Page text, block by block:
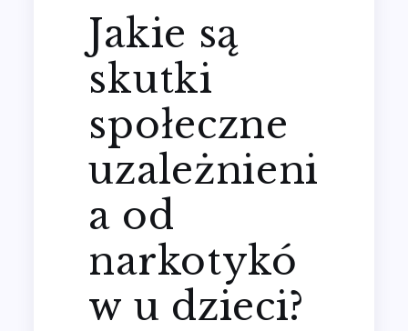
Jakie są
skutki
społeczne
uzależnieni
a od
narkotykó
w u dzieci?